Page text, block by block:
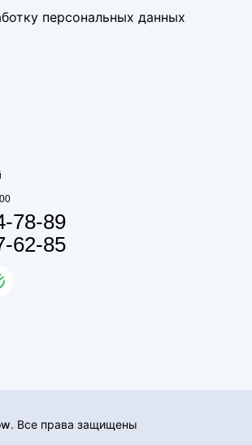
персональных данных
78-89
62-85
. Все права защищены